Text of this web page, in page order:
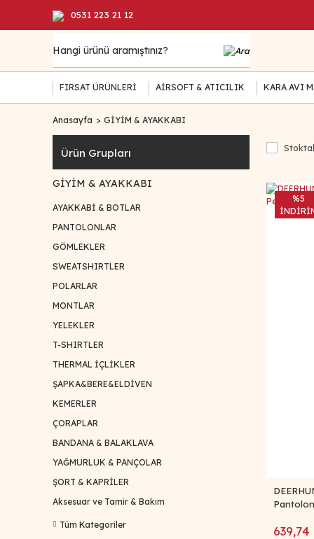
0531 223 21 12
FIRSAT ÜRÜNLERİ AİRSOFT & ATICILIK KARA AVI
Anasayfa GİYİM & AYAKKABI
Ürün Grupları
GİYİM & AYAKKABI
AYAKKABİ & BOTLAR
PANTOLONLAR
GÖMLEKLER
SWEATSHIRTLER
POLARLAR
MONTLAR
YELEKLER
T-SHIRTLER
THERMAL İÇLİKLER
ŞAPKA&BERE&ELDİVEN
KEMERLER
ÇORAPLAR
BANDANA & BALAKLAVA
YAĞMURLUK & PANÇOLAR
ŞORT & KAPRİLER
Aksesuar ve Tamir & Bakım
Tüm Kategoriler
%5
639,74